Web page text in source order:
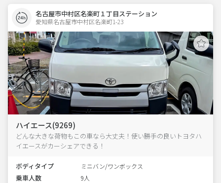
名古屋市中村区名楽町１丁目ステーション
愛知県名古屋市中村区名楽町1-23
ハイエース(9269)
どんな大きな荷物もこの車なら大丈夫！使い勝手の良いトヨタハ
イエースがカーシェアできる！
ボディタイプ ミニバン/ワンボックス
乗車人数 9人